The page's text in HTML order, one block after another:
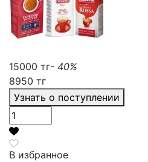
15000 тг- 40%
8950 тг
Узнать о поступлении
В избранное